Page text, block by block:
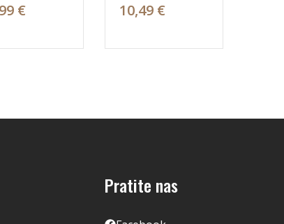
€ 10,49 €
Pratite nas